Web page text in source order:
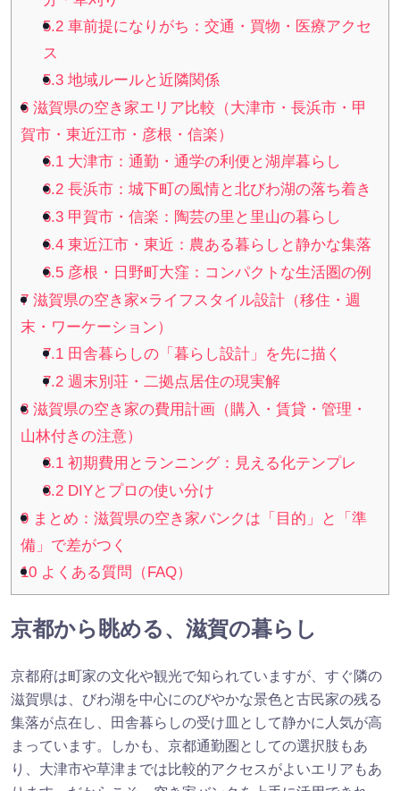
5.2 車前提になりがち：交通・買物・医療アクセ
ス
5.3 地域ルールと近隣関係
6 滋賀県の空き家エリア比較（大津市・長浜市・甲
賀市・東近江市・彦根・信楽）
6.1 大津市：通勤・通学の利便と湖岸暮らし
6.2 長浜市：城下町の風情と北びわ湖の落ち着き
6.3 甲賀市・信楽：陶芸の里と里山の暮らし
6.4 東近江市・東近：農ある暮らしと静かな集落
6.5 彦根・日野町大窪：コンパクトな生活圏の例
7 滋賀県の空き家×ライフスタイル設計（移住・週
末・ワーケーション）
7.1 田舎暮らしの「暮らし設計」を先に描く
7.2 週末別荘・二拠点居住の現実解
8 滋賀県の空き家の費用計画（購入・賃貸・管理・
山林付きの注意）
8.1 初期費用とランニング：見える化テンプレ
8.2 DIYとプロの使い分け
9 まとめ：滋賀県の空き家バンクは「目的」と「準
備」で差がつく
10 よくある質問（FAQ）
京都から眺める、滋賀の暮らし
京都府は町家の文化や観光で知られていますが、すぐ隣の
滋賀県は、びわ湖を中心にのびやかな景色と古民家の残る
集落が点在し、田舎暮らしの受け皿として静かに人気が高
まっています。しかも、京都通勤圏としての選択肢もあ
り、大津市や草津までは比較的アクセスがよいエリアもあ